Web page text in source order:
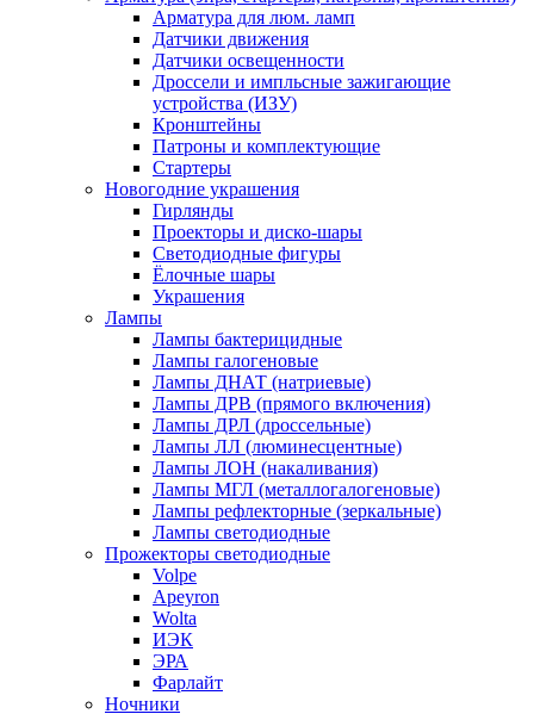
Арматура для люм. ламп
Датчики движения
Датчики освещенности
Дроссели и импльсные зажигающие
устройства (ИЗУ)
Кронштейны
Патроны и комплектующие
Стартеры
Новогодние украшения
Гирлянды
Проекторы и диско-шары
Светодиодные фигуры
Ёлочные шары
Украшения
Лампы
Лампы бактерицидные
Лампы галогеновые
Лампы ДНАТ (натриевые)
Лампы ДРВ (прямого включения)
Лампы ДРЛ (дроссельные)
Лампы ЛЛ (люминесцентные)
Лампы ЛОН (накаливания)
Лампы МГЛ (металлогалогеновые)
Лампы рефлекторные (зеркальные)
Лампы светодиодные
Прожекторы светодиодные
Volpe
Apeyron
Wolta
ИЭК
ЭРА
Фарлайт
Ночники